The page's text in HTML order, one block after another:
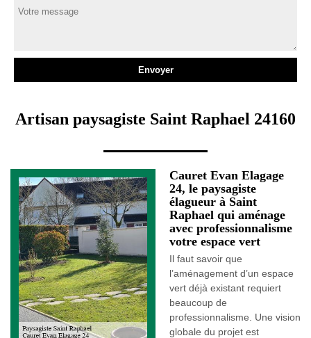
Artisan paysagiste Saint Raphael 24160
Cauret Evan Elagage
24, le paysagiste
élagueur à Saint
Raphael qui aménage
avec professionnalisme
votre espace vert
Il faut savoir que
l’aménagement d’un espace
vert déjà existant requiert
beaucoup de
professionnalisme. Une vision
globale du projet est